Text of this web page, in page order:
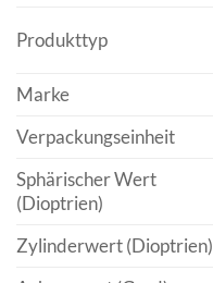
Produkttyp
Marke
Verpackungseinheit
Sphärischer Wert
(Dioptrien)
Zylinderwert (Dioptrien)